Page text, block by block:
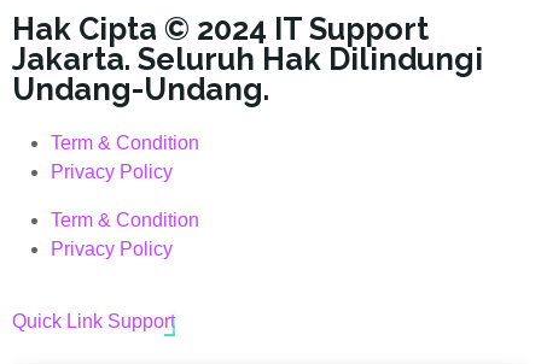
Hak Cipta © 2024 IT Support
Jakarta. Seluruh Hak Dilindungi
Undang-Undang.
Term & Condition
Privacy Policy
Term & Condition
Privacy Policy
Quick Link Support